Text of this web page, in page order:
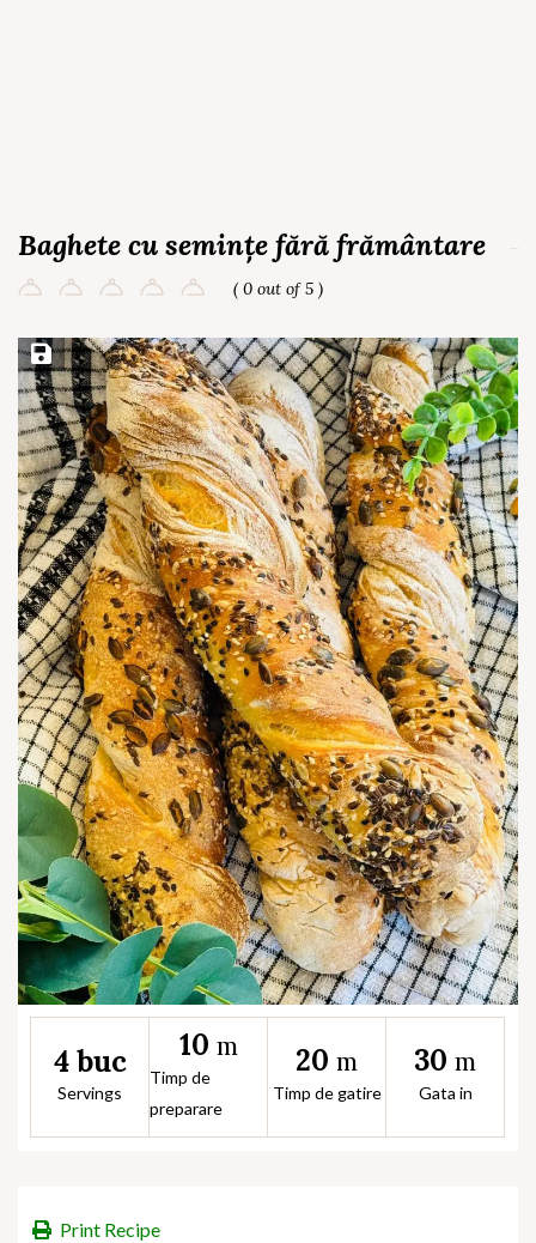
Baghete cu semințe fără frământare
( 0 out of 5 )
Save Recipe
4 buc
Servings
10 m
Timp de
preparare
20 m
Timp de gatire
30 m
Gata in
Print Recipe